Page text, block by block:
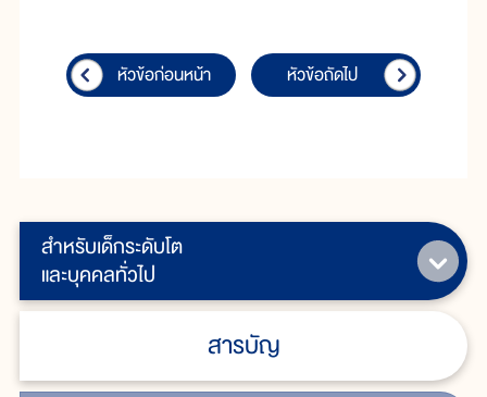
สำหรับเด็กระดับโต
และบุคคลทั่วไป
สารบัญ
หัวข้อก่อนหน้า หัวข้อถัดไป